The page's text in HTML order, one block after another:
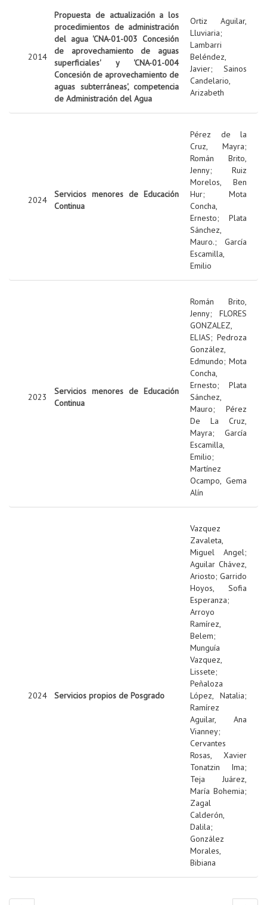
2014
Propuesta de actualización a los
procedimientos de administración
del agua 'CNA-01-003 Concesión
de aprovechamiento de aguas
superficiales' y 'CNA-01-004
Concesión de aprovechamiento de
aguas subterráneas', competencia
de Administración del Agua
Ortiz Aguilar,
Lluviaria;
Lambarri
Beléndez,
Javier; Sainos
Candelario,
Arizabeth
2024
Servicios menores de Educación
Continua
Pérez de la
Cruz, Mayra;
Román Brito,
Jenny; Ruiz
Morelos, Ben
Hur; Mota
Concha,
Ernesto; Plata
Sánchez,
Mauro.; García
Escamilla,
Emilio
2023
Servicios menores de Educación
Continua
Román Brito,
Jenny; FLORES
GONZALEZ,
ELIAS; Pedroza
González,
Edmundo; Mota
Concha,
Ernesto; Plata
Sánchez,
Mauro; Pérez
De La Cruz,
Mayra; García
Escamilla,
Emilio;
Martínez
Ocampo, Gema
Alín
2024 Servicios propios de Posgrado
Vazquez
Zavaleta,
Miguel Angel;
Aguilar Chávez,
Ariosto; Garrido
Hoyos, Sofia
Esperanza;
Arroyo
Ramírez,
Belem;
Munguía
Vazquez,
Lissete;
Peñaloza
López, Natalia;
Ramírez
Aguilar, Ana
Vianney;
Cervantes
Rosas, Xavier
Tonatzin Ima;
Teja Juárez,
María Bohemia;
Zagal
Calderón,
Dalila;
González
Morales,
Bibiana